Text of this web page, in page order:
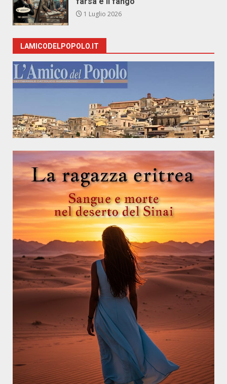
1 Luglio 2026
LAMICODELPOPOLO.IT